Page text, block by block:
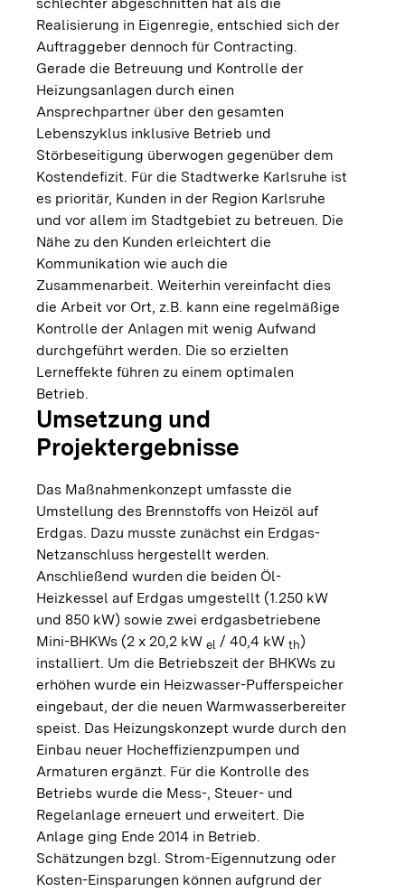
Realisierung in Eigenregie, entschied sich der
Auftraggeber dennoch für Contracting.
Gerade die Betreuung und Kontrolle der
Heizungsanlagen durch einen
Ansprechpartner über den gesamten
Lebenszyklus inklusive Betrieb und
Störbeseitigung überwogen gegenüber dem
Kostendefizit. Für die Stadtwerke Karlsruhe ist
es prioritär, Kunden in der Region Karlsruhe
und vor allem im Stadtgebiet zu betreuen. Die
Nähe zu den Kunden erleichtert die
Kommunikation wie auch die
Zusammenarbeit. Weiterhin vereinfacht dies
die Arbeit vor Ort, z.B. kann eine regelmäßige
Kontrolle der Anlagen mit wenig Aufwand
durchgeführt werden. Die so erzielten
Lerneffekte führen zu einem optimalen
Betrieb.
Umsetzung und
Projektergebnisse
Das Maßnahmenkonzept umfasste die
Umstellung des Brennstoffs von Heizöl auf
Erdgas. Dazu musste zunächst ein Erdgas-
Netzanschluss hergestellt werden.
Anschließend wurden die beiden Öl-
Heizkessel auf Erdgas umgestellt (1.250 kW
und 850 kW) sowie zwei erdgasbetriebene
Mini-BHKWs (2 x 20,2 kW el / 40,4 kW th)
installiert. Um die Betriebszeit der BHKWs zu
erhöhen wurde ein Heizwasser-Pufferspeicher
eingebaut, der die neuen Warmwasserbereiter
speist. Das Heizungskonzept wurde durch den
Einbau neuer Hocheffizienzpumpen und
Armaturen ergänzt. Für die Kontrolle des
Betriebs wurde die Mess-, Steuer- und
Regelanlage erneuert und erweitert. Die
Anlage ging Ende 2014 in Betrieb.
Schätzungen bzgl. Strom-Eigennutzung oder
Kosten-Einsparungen können aufgrund der